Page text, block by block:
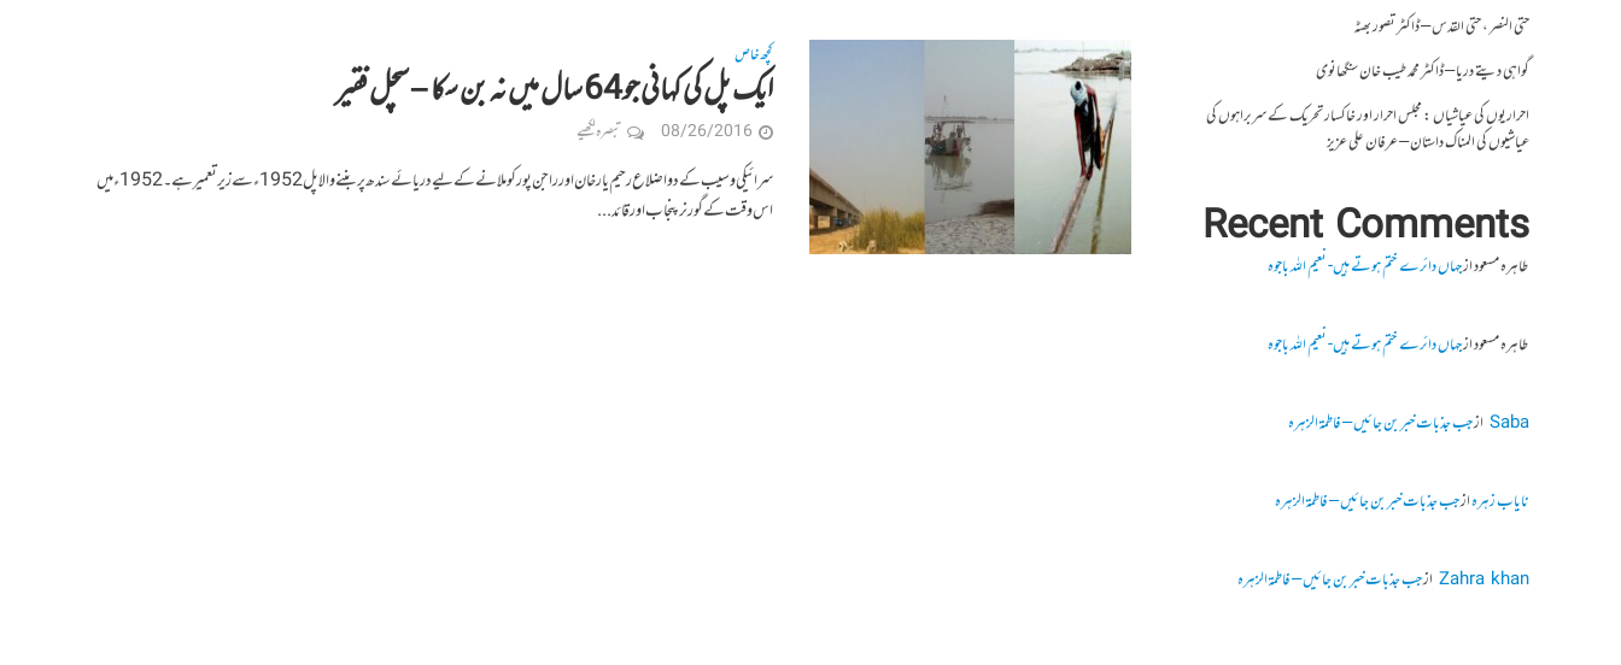
کچھ خاص
ایک پل کی کہانی جو64 سال میں نہ بن سکا – سچل فقیر
08/26/2016 تبصرہ لکھیے
سرائیکی وسیب کے دو اضلاع رحیم یار خان اور راجن پور کو ملانے کے لیے دریائے سندھ پر بننے والا پل 1952ء سے زیر تعمیر ہے۔1952ء میں
اس وقت کے گورنر پنجاب اور قائد...
حتی النصر ، حتی القدس – ڈاکٹر تصور بھٹہ
گواہی دیتے دریا – ڈاکٹر محمد طیب خان سنگھانوی
احراریوں کی عیاشیاں : مجلس احرار اور خاکسار تحریک کے سربراہوں کی
عیاشیوں کی المناک داستان – عرفان علی عزیز
Recent Comments
طاہرہ مسعودازجہاں دائرے ختم ہوتے ہیں- نعیم اللہ باجوہ
طاہرہ مسعودازجہاں دائرے ختم ہوتے ہیں- نعیم اللہ باجوہ
Sabaازجب جذبات خبر بن جائیں – فاطمۃالزہرہ
نایاب زہرہازجب جذبات خبر بن جائیں – فاطمۃالزہرہ
Zahra khanازجب جذبات خبر بن جائیں – فاطمۃالزہرہ